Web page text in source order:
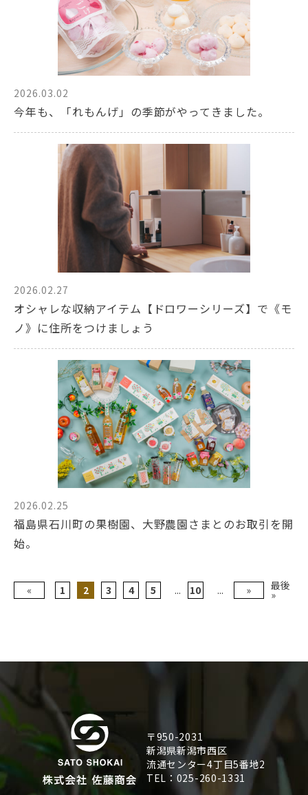
2026.03.02
今年も、「れもんげ」の季節がやってきました。
2026.02.27
オシャレな収納アイテム【ドロワーシリーズ】で《モ
ノ》に住所をつけましょう
2026.02.25
福島県石川町の果樹園、大野農園さまとのお取引を開
始。
« 1 2 3 4 5 ... 10 ... » 最後
»
〒950-2031
新潟県新潟市西区
流通センター4丁目5番地2
TEL：025-260-1331